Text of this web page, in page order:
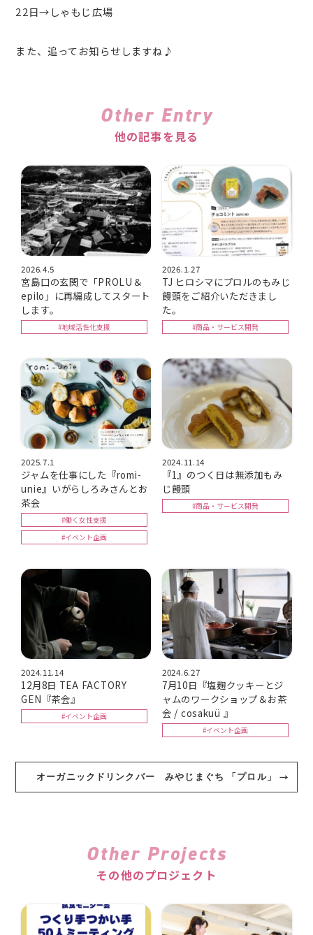
22日→しゃもじ広場
また、追ってお知らせしますね♪
Other Entry
他の記事を見る
2026.4.5
宮島口の玄関で「PROLU＆
epilo」に再編成してスタート
します。
#地域活性化支援
2026.1.27
TJ ヒロシマにプロルのもみじ
饅頭をご紹介いただきまし
た。
#商品・サービス開発
2025.7.1
ジャムを仕事にした『romi-
unie』いがらしろみさんとお
茶会
#働く女性支援
#イベント企画
2024.11.14
『1』のつく日は無添加もみ
じ饅頭
#商品・サービス開発
2024.11.14
12月8日 TEA FACTORY
GEN『茶会』
#イベント企画
2024.6.27
7月10日『塩麹クッキーとジ
ャムのワークショップ＆お茶
会 / cosakuü 』
#イベント企画
オーガニックドリンクバー みやじまぐち 「プロル」
Other Projects
その他のプロジェクト